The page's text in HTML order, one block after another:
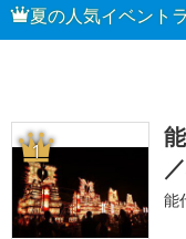
夏の人気イベント
1
能